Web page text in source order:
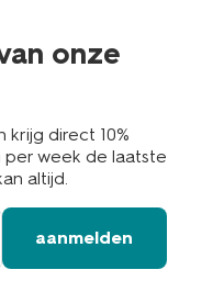
onze
krijg direct 10%
week de laatste
altijd.
aanmelden